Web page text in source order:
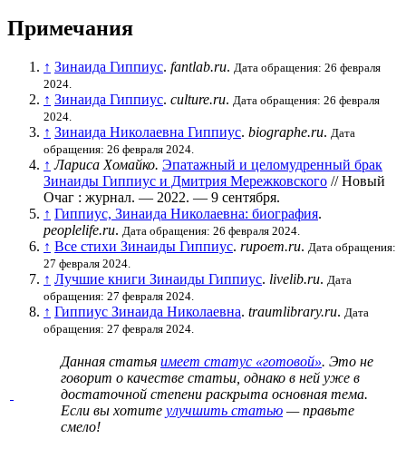
Примечания
↑ Зинаида Гиппиус. fantlab.ru. Дата обращения: 26 февраля
2024.
↑ Зинаида Гиппиус. culture.ru. Дата обращения: 26 февраля
2024.
↑ Зинаида Николаевна Гиппиус. biographe.ru. Дата
обращения: 26 февраля 2024.
↑ Лариса Хомайко. Эпатажный и целомудренный брак
Зинаиды Гиппиус и Дмитрия Мережковского // Новый
Очаг : журнал. — 2022. — 9 сентября.
↑ Гиппиус, Зинаида Николаевна: биография.
peoplelife.ru. Дата обращения: 26 февраля 2024.
↑ Все стихи Зинаиды Гиппиус. rupoem.ru. Дата обращения:
27 февраля 2024.
↑ Лучшие книги Зинаиды Гиппиус. livelib.ru. Дата
обращения: 27 февраля 2024.
↑ Гиппиус Зинаида Николаевна. traumlibrary.ru. Дата
обращения: 27 февраля 2024.
Данная статья имеет статус «готовой». Это не
говорит о качестве статьи , однако в ней уже в
достаточной степени раскрыта основная тема.
Если вы хотите улучшить статью — правьте
смело!